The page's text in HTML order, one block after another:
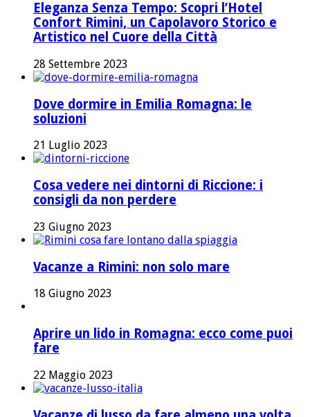
Eleganza Senza Tempo: Scopri l’Hotel
Confort Rimini, un Capolavoro Storico e
Artistico nel Cuore della Città
28 Settembre 2023
Dove dormire in Emilia Romagna: le
soluzioni
21 Luglio 2023
Cosa vedere nei dintorni di Riccione: i
consigli da non perdere
23 Giugno 2023
Vacanze a Rimini: non solo mare
18 Giugno 2023
Aprire un lido in Romagna: ecco come puoi
fare
22 Maggio 2023